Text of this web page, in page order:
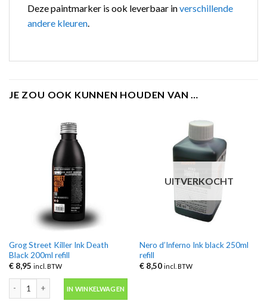
Deze paintmarker is ook leverbaar inverschillende
andere kleuren.
JE ZOU OOK KUNNEN HOUDEN VAN …
Grog Street Killer Ink Death
Black 200ml refill
€8,95 incl. BTW
IN WINKELWAGEN
UITVERKOCHT
Nero d’Inferno Ink black 250ml
refill
€8,50 incl. BTW